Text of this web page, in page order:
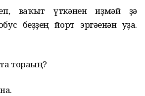
ваҡыт үткәнен һиҙмәй ҙә
беҙҙең йорт эргәһенән уҙа.
тораһың?